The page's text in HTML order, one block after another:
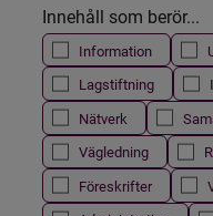
Innehåll som berör...
Information
Lagstiftning
Nätverk
Vägledning
Föreskrifter